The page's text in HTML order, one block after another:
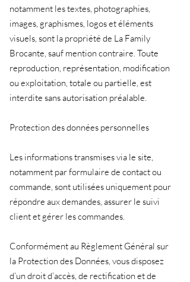
notamment les textes, photographies,
images, graphismes, logos et éléments
visuels, sont la propriété de La Family
Brocante, sauf mention contraire. Toute
reproduction, représentation, modification
ou exploitation, totale ou partielle, est
interdite sans autorisation préalable.
Protection des données personnelles
Les informations transmises via le site,
notamment par formulaire de contact ou
commande, sont utilisées uniquement pour
répondre aux demandes, assurer le suivi
client et gérer les commandes.
Conformément au Règlement Général sur
la Protection des Données, vous disposez
d’un droit d’accès, de rectification et de